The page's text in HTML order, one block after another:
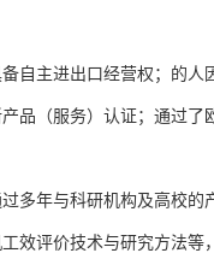
自主进出口经营权；的
（服务）认证；通过了
多年与科研机构及高校的
效评价技术与研究方法